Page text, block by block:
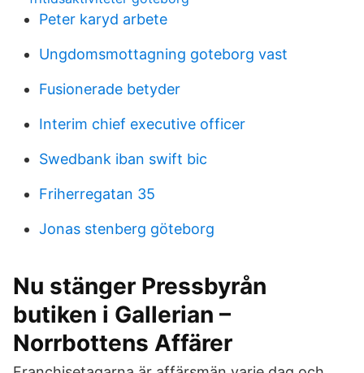
Peter karyd arbete
Ungdomsmottagning goteborg vast
Fusionerade betyder
Interim chief executive officer
Swedbank iban swift bic
Friherregatan 35
Jonas stenberg göteborg
Nu stänger Pressbyrån
butiken i Gallerian –
Norrbottens Affärer